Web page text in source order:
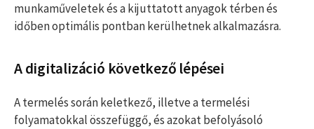
munkaműveletek és a kijuttatott anyagok térben és
időben optimális pontban kerülhetnek alkalmazásra.
A digitalizáció következő lépései
A termelés során keletkező, illetve a termelési
folyamatokkal összefüggő, és azokat befolyásoló